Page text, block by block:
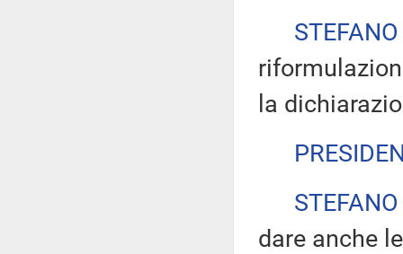
la
dare anche